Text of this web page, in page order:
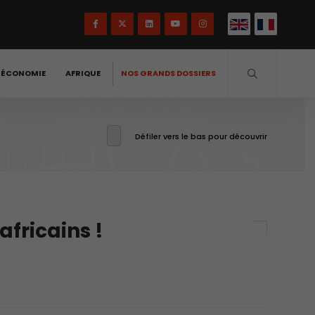
AFRIQUE NOS GRANDS DOSSIERS
Défiler vers le bas pour découvrir
!